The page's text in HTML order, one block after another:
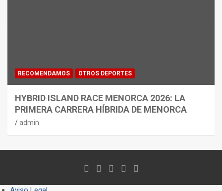
RECOMENDAMOS OTROS DEPORTES
HYBRID ISLAND RACE MENORCA 2026: LA
PRIMERA CARRERA HÍBRIDA DE MENORCA
admin